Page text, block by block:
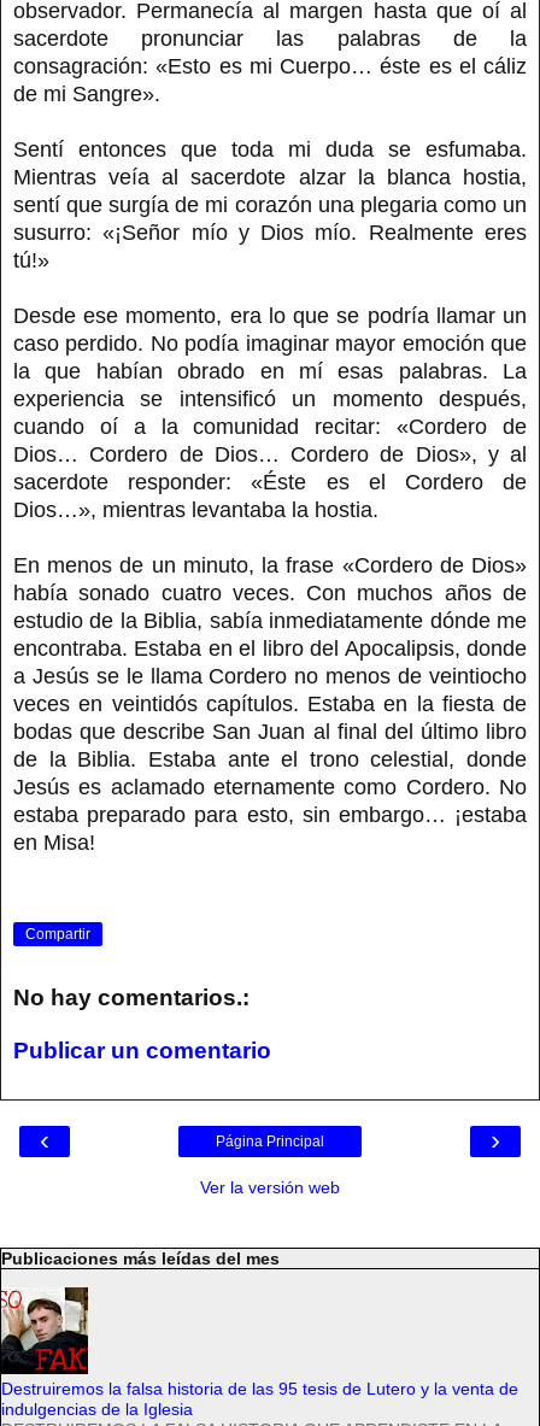
observador. Permanecía al margen hasta que oí al
sacerdote pronunciar las palabras de la
consagración: «Esto es mi Cuerpo… éste es el cáliz
de mi Sangre».
Sentí entonces que toda mi duda se esfumaba.
Mientras veía al sacerdote alzar la blanca hostia,
sentí que surgía de mi corazón una plegaria como un
susurro: «¡Señor mío y Dios mío. Realmente eres
tú!»
Desde ese momento, era lo que se podría llamar un
caso perdido. No podía imaginar mayor emoción que
la que habían obrado en mí esas palabras. La
experiencia se intensificó un momento después,
cuando oí a la comunidad recitar: «Cordero de
Dios… Cordero de Dios… Cordero de Dios», y al
sacerdote responder: «Éste es el Cordero de
Dios…», mientras levantaba la hostia.
En menos de un minuto, la frase «Cordero de Dios»
había sonado cuatro veces. Con muchos años de
estudio de la Biblia, sabía inmediatamente dónde me
encontraba. Estaba en el libro del Apocalipsis, donde
a Jesús se le llama Cordero no menos de veintiocho
veces en veintidós capítulos. Estaba en la fiesta de
bodas que describe San Juan al final del último libro
de la Biblia. Estaba ante el trono celestial, donde
Jesús es aclamado eternamente como Cordero. No
estaba preparado para esto, sin embargo… ¡estaba
en Misa!
Compartir
No hay comentarios.:
Publicar un comentario
‹ ›
Página Principal
Ver la versión web
Publicaciones más leídas del mes
Destruiremos la falsa historia de las 95 tesis de Lutero y la venta de
indulgencias de la Iglesia